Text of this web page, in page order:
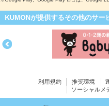
KUMONが提供するその他のサー
利用規約 推奨環境
ソーシャルメ